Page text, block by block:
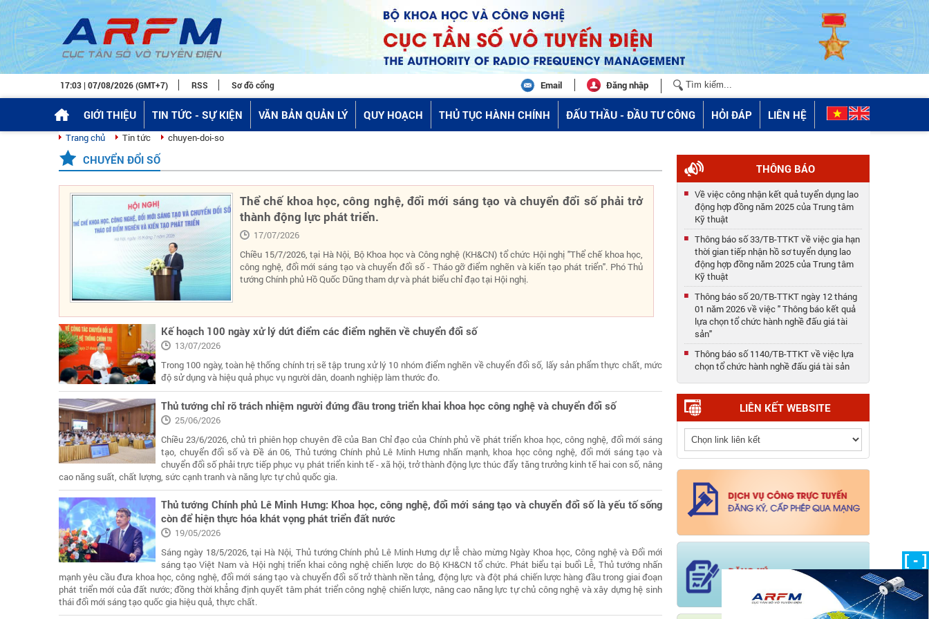
17:03 | 07/08/2026 (GMT+7) RSS Sơ đồ cổng Email Đăng nhập
GIỚI THIỆU TIN TỨC - SỰ KIỆN VĂN BẢN QUẢN LÝ QUY HOẠCH THỦ TỤC HÀNH CHÍNH ĐẤU THẦU - ĐẦU TƯ CÔNG HỎI ĐÁP LIÊN HỆ
Trang chủ Tin tức chuyen-doi-so
CHUYỂN ĐỔI SỐ
Thể chế khoa học, công nghệ, đổi mới sáng tạo và chuyển đổi số phải trở
thành động lực phát triển.
17/07/2026
Chiều 15/7/2026, tại Hà Nội, Bộ Khoa học và Công nghệ (KH&CN) tổ chức Hội nghị "Thể chế khoa học,
công nghệ, đổi mới sáng tạo và chuyển đổi số - Tháo gỡ điểm nghẽn và kiến tạo phát triển". Phó Thủ
tướng Chính phủ Hồ Quốc Dũng tham dự và phát biểu chỉ đạo tại Hội nghị.
Kế hoạch 100 ngày xử lý dứt điểm các điểm nghẽn về chuyển đổi số
13/07/2026
Trong 100 ngày, toàn hệ thống chính trị sẽ tập trung xử lý 10 nhóm điểm nghẽn về chuyển đổi số, lấy sản phẩm thực chất, mức
độ sử dụng và hiệu quả phục vụ người dân, doanh nghiệp làm thước đo.
Thủ tướng chỉ rõ trách nhiệm người đứng đầu trong triển khai khoa học công nghệ và chuyển đổi số
25/06/2026
Chiều 23/6/2026, chủ trì phiên họp chuyên đề của Ban Chỉ đạo của Chính phủ về phát triển khoa học, công nghệ, đổi mới sáng
tạo, chuyển đổi số và Đề án 06, Thủ tướng Chính phủ Lê Minh Hưng nhấn mạnh, khoa học công nghệ, đổi mới sáng tạo và
chuyển đổi số phải trực tiếp phục vụ phát triển kinh tế - xã hội, trở thành động lực thúc đẩy tăng trưởng kinh tế hai con số, nâng
cao năng suất, chất lượng, sức cạnh tranh và năng lực tự chủ quốc gia.
Thủ tướng Chính phủ Lê Minh Hưng: Khoa học, công nghệ, đổi mới sáng tạo và chuyển đổi số là yếu tố sống
còn để hiện thực hóa khát vọng phát triển đất nước
19/05/2026
Sáng ngày 18/5/2026, tại Hà Nội, Thủ tướng Chính phủ Lê Minh Hưng dự lễ chào mừng Ngày Khoa học, Công nghệ và Đổi mới
sáng tạo Việt Nam và Hội nghị triển khai công nghệ chiến lược do Bộ KH&CN tổ chức. Phát biểu tại buổi Lễ, Thủ tướng nhấn
mạnh yêu cầu đưa khoa học, công nghệ, đổi mới sáng tạo và chuyển đổi số trở thành nền tảng, động lực và đột phá chiến lược hàng đầu trong giai đoạn
phát triển mới của đất nước; đồng thời khẳng định quyết tâm phát triển công nghệ chiến lược, nâng cao năng lực tự chủ công nghệ và xây dựng hệ sinh
thái đổi mới sáng tạo quốc gia hiệu quả, thực chất.
THÔNG BÁO
Về việc công nhận kết quả tuyển dụng lao
động hợp đồng năm 2025 của Trung tâm
Kỹ thuật
Thông báo số 33/TB-TTKT về việc gia hạn
thời gian tiếp nhận hồ sơ tuyển dụng lao
động hợp đồng năm 2025 của Trung tâm
Kỹ thuật
Thông báo số 20/TB-TTKT ngày 12 tháng
01 năm 2026 về việc " Thông báo kết quả
lựa chọn tổ chức hành nghề đấu giá tài
sản"
Thông báo số 1140/TB-TTKT về việc lựa
chọn tổ chức hành nghề đấu giá tài sản
Quyết định phê duyệt kế hoạch tuyển
dụng lao động hợp đồng năm 2025 của
Trung tâm Kỹ thuật
Thông báo tuyển dụng lao động hợp đồng
năm 2025 của Trung tâm Kỹ thuật
Quyết định công nhận kết quả tuyển dụng
viên chức 2025 của Trung tâm Kỹ thuật
(190/QĐ-TTKT)
Triệu tập thí sinh đủ điều kiện xét tuyển
vòng 2 kỳ tuyển dụng viên chức năm 2025
kiện vòng 1 kỳ tuyển dụng viên chức năm
2025 của Trung tâm Kỹ thuật
Về việc lựa chọn tổ chức hành nghề đấu
giá tài sản
LIÊN KẾT WEBSITE
[ - ]